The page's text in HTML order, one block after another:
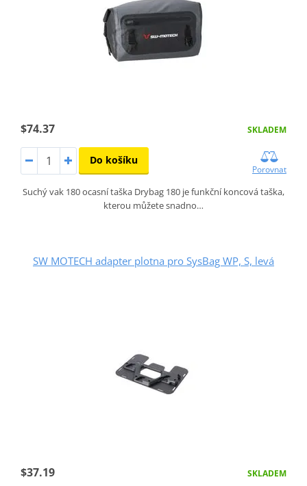
$74.37 SKLADEM
Do košíku
Porovnat
Suchý vak 180 ocasní taška Drybag 180 je funkční koncová taška,
kterou můžete snadno…
SW MOTECH adapter plotna pro SysBag WP, S, levá
$37.19 SKLADEM